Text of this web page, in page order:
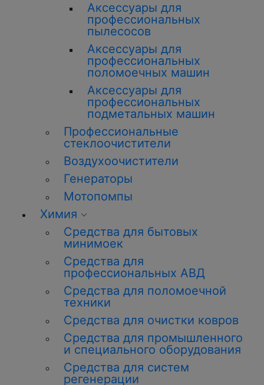
Аксессуары для
профессиональных
пылесосов
Аксессуары для
профессиональных
поломоечных машин
Аксессуары для
профессиональных
подметальных машин
Профессиональные
стеклоочистители
Воздухоочистители
Генераторы
Мотопомпы
Химия
Средства для бытовых
минимоек
Средства для
профессиональных АВД
Средства для поломоечной
техники
Средства для очистки ковров
Средства для промышленного
и специального оборудования
Средства для систем
регенерации